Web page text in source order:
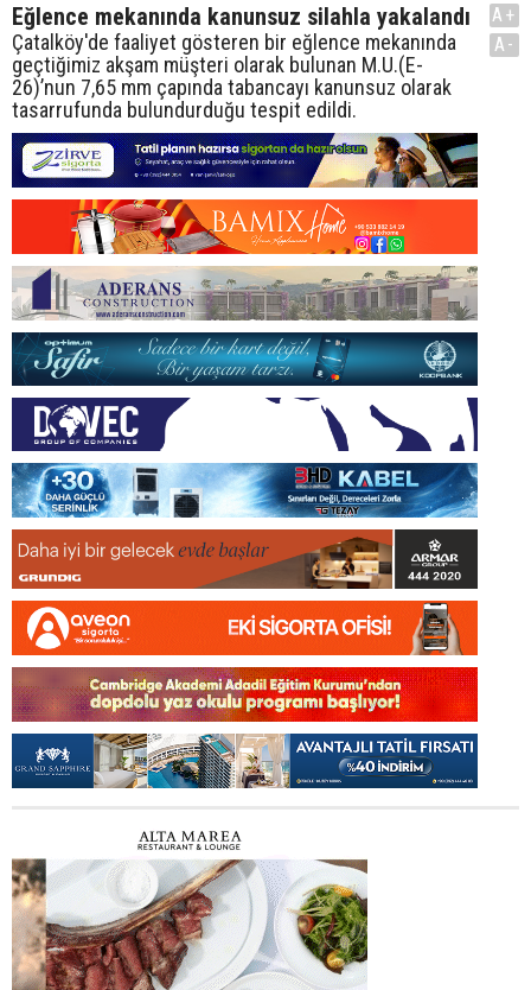
Eğlence mekanında kanunsuz silahla yakalandı
Çatalköy'de faaliyet gösteren bir eğlence mekanında
geçtiğimiz akşam müşteri olarak bulunan M.U.(E-
26)’nun 7,65 mm çapında tabancayı kanunsuz olarak
tasarrufunda bulundurduğu tespit edildi.
A+
A-